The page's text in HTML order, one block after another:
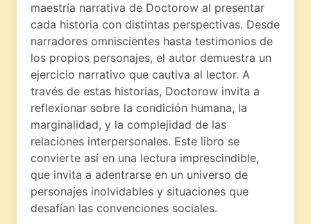
maestría narrativa de Doctorow al presentar
cada historia con distintas perspectivas. Desde
narradores omniscientes hasta testimonios de
los propios personajes, el autor demuestra un
ejercicio narrativo que cautiva al lector. A
través de estas historias, Doctorow invita a
reflexionar sobre la condición humana, la
marginalidad, y la complejidad de las
relaciones interpersonales. Este libro se
convierte así en una lectura imprescindible,
que invita a adentrarse en un universo de
personajes inolvidables y situaciones que
desafían las convenciones sociales.